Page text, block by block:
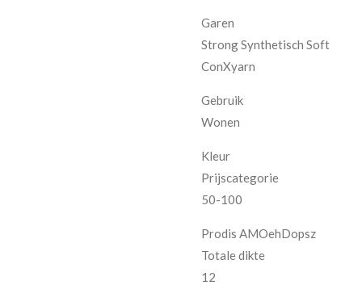
Garen
Strong Synthetisch Soft
ConXyarn
Gebruik
Wonen
Kleur
Prijscategorie
50-100
Prodis AMOehDopsz
Totale dikte
12